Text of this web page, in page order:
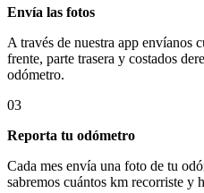
Envía las fotos
A través de nuestra app envíanos
frente, parte trasera y costados
odómetro.
03
Reporta tu odómetro
Cada mes envía una foto de tu
sabremos cuántos km recorriste y